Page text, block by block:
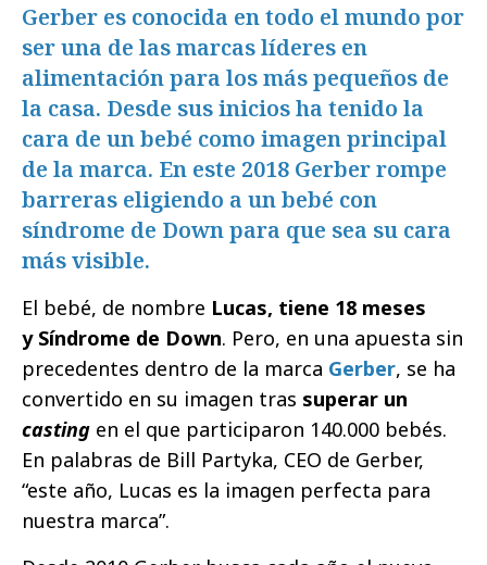
Gerber es conocida en todo el mundo por
ser una de las marcas líderes en
alimentación para los más pequeños de
la casa. Desde sus inicios ha tenido la
cara de un bebé como imagen principal
de la marca. En este 2018 Gerber rompe
barreras eligiendo a un bebé con
síndrome de Down para que sea su cara
más visible.
El bebé, de nombre Lucas, tiene 18 meses
y Síndrome de Down. Pero, en una apuesta sin
precedentes dentro de la marca Gerber, se ha
convertido en su imagen tras superar un
casting en el que participaron 140.000 bebés.
En palabras de Bill Partyka, CEO de Gerber,
“este año, Lucas es la imagen perfecta para
nuestra marca”.